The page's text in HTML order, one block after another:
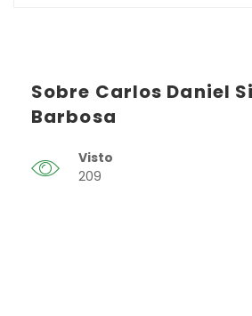
Sobre Carlos Daniel
Barbosa
Visto
209